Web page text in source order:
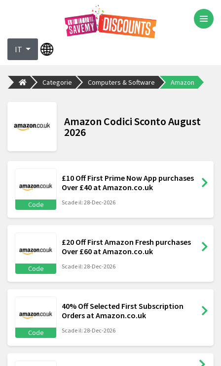
IT
Categorie Computers & Software Amazon
Amazon Codici Sconto August
2026
Code
£10 Off First Prime Now App purchases
Over £40 at Amazon.co.uk
Scade il: 28-Dec-2026
Code
£20 Off First Amazon Fresh purchases
Over £60 at Amazon.co.uk
Scade il: 28-Dec-2026
Code
40% Off Selected First Subscription
Orders at Amazon.co.uk
Scade il: 28-Dec-2026